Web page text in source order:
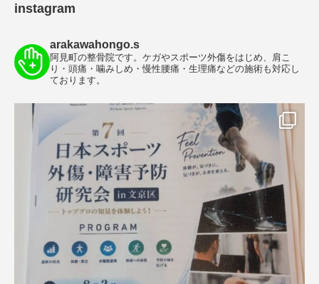
instagram
arakawahongo.s
阿見町の整骨院です。ケガやスポーツ外傷をはじめ、肩こ
り・頭痛・噛みしめ・慢性腰痛・生理痛などの施術も対応し
ております。